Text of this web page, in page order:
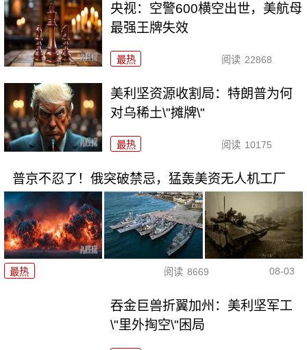
央视：空警600横空出世，美航母
最强王牌失效
最热 阅读 22868
美利坚资源收割局：特朗普为何
对乌稀土\"摊牌\"
最热 阅读 10175
普京不忍了！俄突破禁忌，猛轰美资无人机工厂
最热 阅读 8669 08-03
吞金巨兽折翼加州：美利坚军工
\"里外掏空\"困局